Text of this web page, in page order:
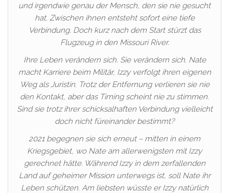
und irgendwie genau der Mensch, den sie nie gesucht
hat. Zwischen ihnen entsteht sofort eine tiefe
Verbindung. Doch kurz nach dem Start stürzt das
Flugzeug in den Missouri River.
Ihre Leben verändern sich. Sie verändern sich. Nate
macht Karriere beim Militär, Izzy verfolgt ihren eigenen
Weg als Juristin. Trotz der Entfernung verlieren sie nie
den Kontakt, aber das Timing scheint nie zu stimmen.
Sind sie trotz ihrer schicksalhaften Verbindung vielleicht
doch nicht füreinander bestimmt?
2021 begegnen sie sich erneut – mitten in einem
Kriegsgebiet, wo Nate am allerwenigsten mit Izzy
gerechnet hätte. Während Izzy in dem zerfallenden
Land auf geheimer Mission unterwegs ist, soll Nate ihr
Leben schützen. Am liebsten wüsste er Izzy natürlich